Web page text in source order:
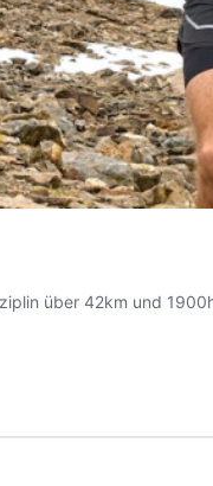
über 42km und